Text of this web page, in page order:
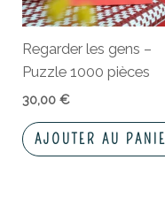
Regarder les gens –
Puzzle 1000 pièces
30,00€
AJOUTER AU